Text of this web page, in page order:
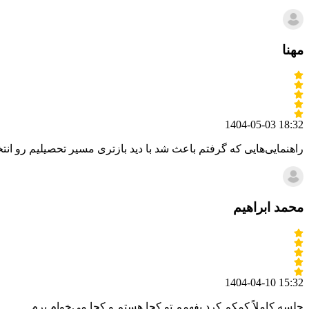
مهنا
1404-05-03 18:32
راهنمایی‌هایی که گرفتم باعث شد با دید بازتری مسیر تحصیلیم رو
محمد ابراهیم
1404-04-10 15:32
جلسه کاملاً کمکم کرد بفهمم تو کجا هستم و کجا می‌خوام برم.